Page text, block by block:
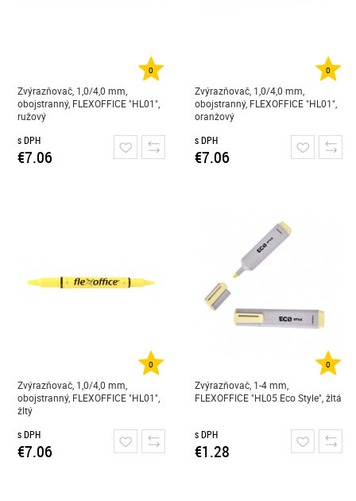
0
Zvýrazňovač, 1,0/4,0 mm,
obojstranný, FLEXOFFICE "HL01",
ružový
s DPH
€7.06
0
Zvýrazňovač, 1,0/4,0 mm,
obojstranný, FLEXOFFICE "HL01",
oranžový
s DPH
€7.06
0
Zvýrazňovač, 1,0/4,0 mm,
obojstranný, FLEXOFFICE "HL01",
žltý
s DPH
€7.06
0
Zvýrazňovač, 1-4 mm,
FLEXOFFICE "HL05 Eco Style", žltá
s DPH
€1.28